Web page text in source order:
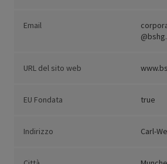
Email
URL del sito web
EU Fondata true
Indirizzo Carl-